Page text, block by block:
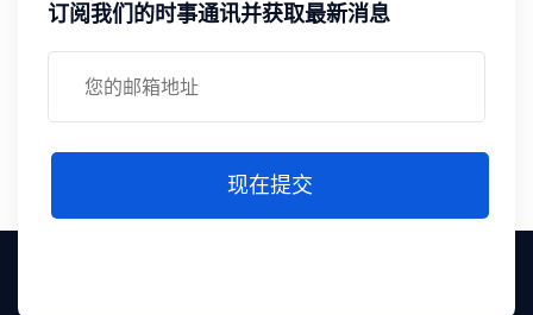
订阅我们的时事通讯并获取最新消息
现在提交